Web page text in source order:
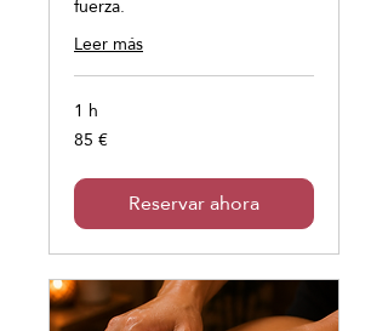
fuerza.
Leer más
1 h
85
euros
85 €
Reservar ahora